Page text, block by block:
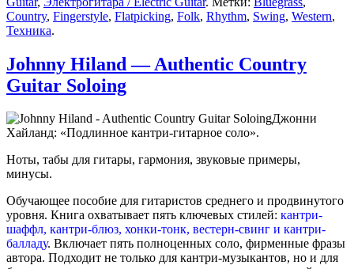
Country, Fingerstyle, Flatpicking, Folk, Rhythm, Swing, Western,
Техника.
Johnny Hiland — Authentic Country
Guitar Soloing
Джонни
Хайланд: «Подлинное кантри-гитарное соло».
Ноты, табы для гитары, гармония, звуковые примеры,
минусы.
Обучающее пособие для гитаристов среднего и продвинутого
уровня. Книга охватывает пять ключевых стилей: кантри-
шаффл, кантри-блюз, хонки-тонк, вестерн-свинг и кантри-
балладу. Включает пять полноценных соло, фирменные фразы
автора. Подходит не только для кантри-музыкантов, но и для